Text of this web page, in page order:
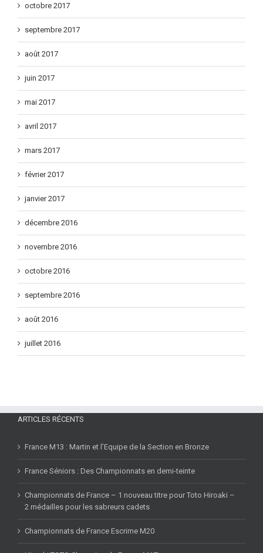
octobre 2017
septembre 2017
août 2017
juin 2017
mai 2017
avril 2017
mars 2017
février 2017
janvier 2017
décembre 2016
novembre 2016
octobre 2016
septembre 2016
août 2016
juillet 2016
ARTICLES RÉCENTS
France M13 : Martin et l’Equipe de la Section en Bronze
France Séniors : Des Championnats en demi-teinte
Championnats de France – 1 nouveau titre pour Toto Hiroaki –
2 médailles pour les sabreurs cadets
Championnats de France Escrime M20